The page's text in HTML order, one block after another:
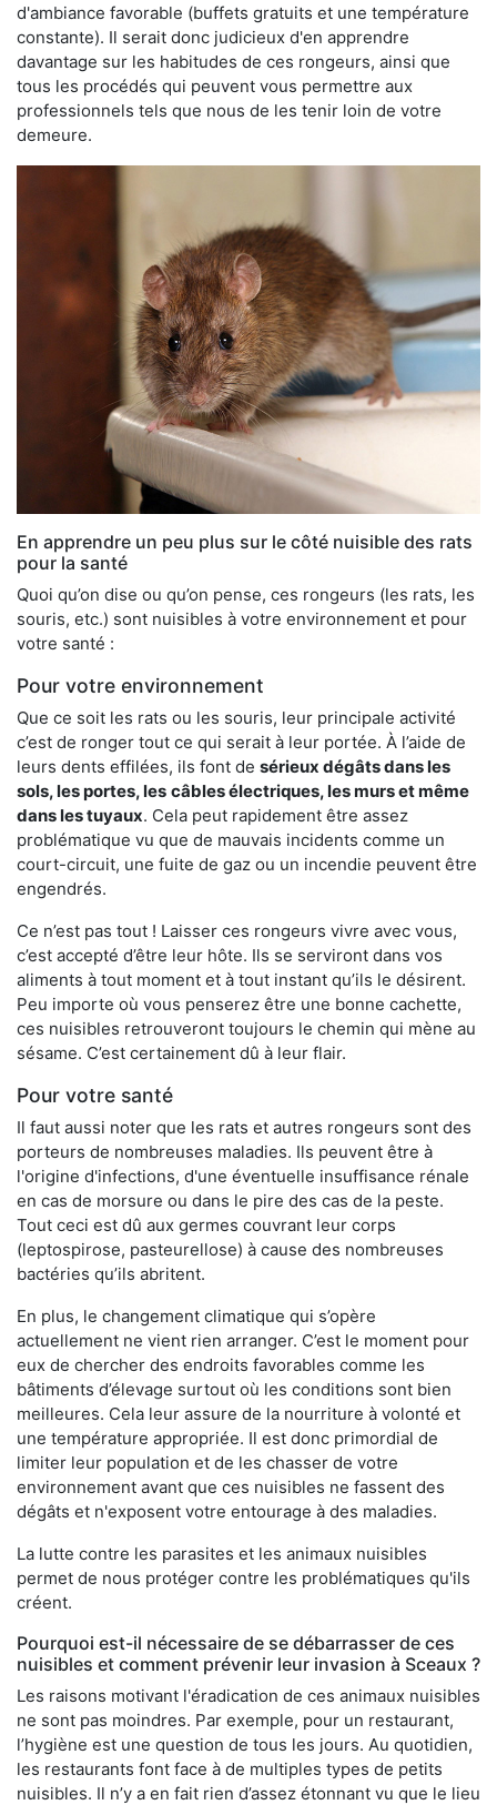
d'ambiance favorable (buffets gratuits et une température
constante). Il serait donc judicieux d'en apprendre
davantage sur les habitudes de ces rongeurs, ainsi que
tous les procédés qui peuvent vous permettre aux
professionnels tels que nous de les tenir loin de votre
demeure.
En apprendre un peu plus sur le côté nuisible des rats
pour la santé
Quoi qu’on dise ou qu’on pense, ces rongeurs (les rats, les
souris, etc.) sont nuisibles à votre environnement et pour
votre santé :
Pour votre environnement
Que ce soit les rats ou les souris, leur principale activité
c’est de ronger tout ce qui serait à leur portée. À l’aide de
leurs dents effilées, ils font de sérieux dégâts dans les
sols, les portes, les câbles électriques, les murs et même
dans les tuyaux. Cela peut rapidement être assez
problématique vu que de mauvais incidents comme un
court-circuit, une fuite de gaz ou un incendie peuvent être
engendrés.
Ce n’est pas tout ! Laisser ces rongeurs vivre avec vous,
c’est accepté d’être leur hôte. Ils se serviront dans vos
aliments à tout moment et à tout instant qu’ils le désirent.
Peu importe où vous penserez être une bonne cachette,
ces nuisibles retrouveront toujours le chemin qui mène au
sésame. C’est certainement dû à leur flair.
Pour votre santé
Il faut aussi noter que les rats et autres rongeurs sont des
porteurs de nombreuses maladies. Ils peuvent être à
l'origine d'infections, d'une éventuelle insuffisance rénale
en cas de morsure ou dans le pire des cas de la peste.
Tout ceci est dû aux germes couvrant leur corps
(leptospirose, pasteurellose) à cause des nombreuses
bactéries qu’ils abritent.
En plus, le changement climatique qui s’opère
actuellement ne vient rien arranger. C’est le moment pour
eux de chercher des endroits favorables comme les
bâtiments d’élevage surtout où les conditions sont bien
meilleures. Cela leur assure de la nourriture à volonté et
une température appropriée. Il est donc primordial de
limiter leur population et de les chasser de votre
environnement avant que ces nuisibles ne fassent des
dégâts et n'exposent votre entourage à des maladies.
La lutte contre les parasites et les animaux nuisibles
permet de nous protéger contre les problématiques qu'ils
créent.
Pourquoi est-il nécessaire de se débarrasser de ces
nuisibles et comment prévenir leur invasion à Sceaux ?
Les raisons motivant l'éradication de ces animaux nuisibles
ne sont pas moindres. Par exemple, pour un restaurant,
l’hygiène est une question de tous les jours. Au quotidien,
les restaurants font face à de multiples types de petits
nuisibles. Il n’y a en fait rien d’assez étonnant vu que le lieu